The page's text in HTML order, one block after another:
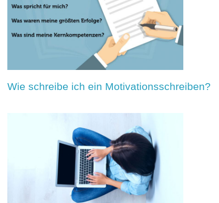
Wie schreibe ich ein Motivationsschreiben?